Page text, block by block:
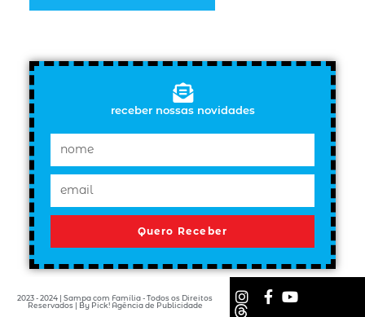
receber nossas novidades
Quero Receber
2023 - 2024 | Sampa com Família - Todos os Direitos
Reservados | By Pick! Agência de Publicidade